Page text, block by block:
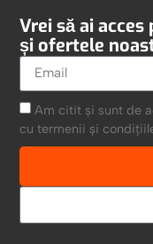
Vrei să ai
și ofertele
Am citit și sunt de
cu termenii și